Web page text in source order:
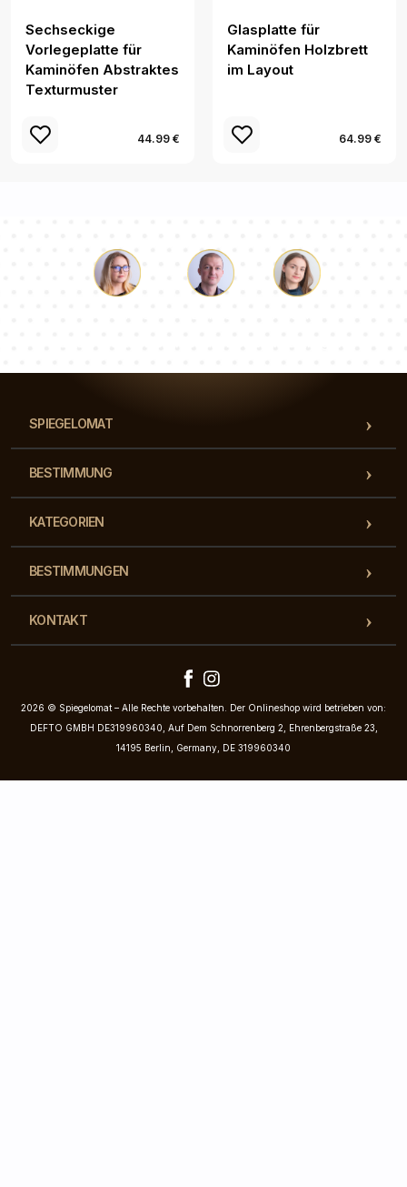
Sechseckige
Vorlegeplatte für
Kaminöfen Abstraktes
Texturmuster
44.99 €
Glasplatte für
Kaminöfen Holzbrett
im Layout
64.99 €
SPIEGELOMAT
BESTIMMUNG
KATEGORIEN
BESTIMMUNGEN
KONTAKT
2026 © Spiegelomat – Alle Rechte vorbehalten. Der Onlineshop wird betrieben von:
DEFTO GMBH DE319960340, Auf Dem Schnorrenberg 2, Ehrenbergstraße 23,
14195 Berlin, Germany, DE 319960340